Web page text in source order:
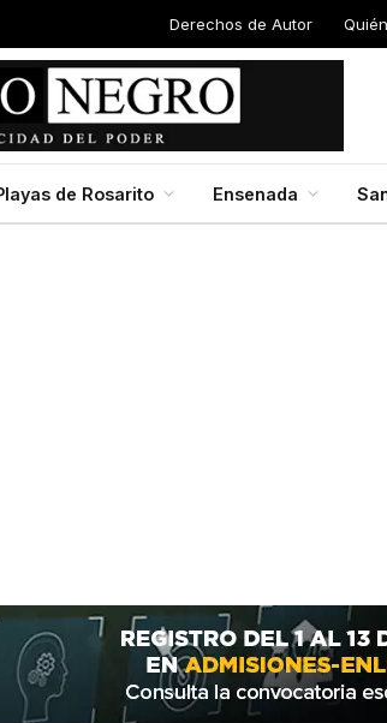
Derechos de Autor
de Rosarito Ensenada